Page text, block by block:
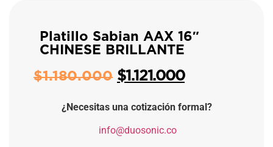
Platillo Sabian AAX 16″
CHINESE BRILLANTE
$1.180.000 $1.121.000
¿Necesitas una cotización formal?
info@duosonic.co